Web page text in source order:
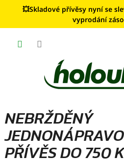
💥Skladové přívěsy nyní se
vyprodání
NEBRŽDĚNÝ
PŘÍVĚS DO 750